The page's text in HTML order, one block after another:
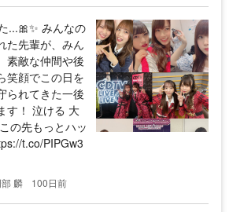
...🎀✨ みんなの
た先輩が、みん
素敵な仲間や後
笑顔でこの日を
られてきた一後
す！ 泣ける 大
の先もっとハッ
t.co/PIPGw3
麟 100日前